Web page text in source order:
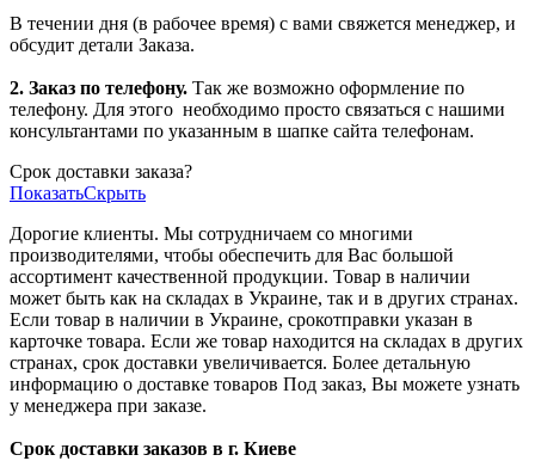
В течении дня (в рабочее время) с вами свяжется менеджер, и
обсудит детали Заказа.
2. Заказ по телефону. Так же возможно оформление по
телефону. Для этого необходимо просто связаться с нашими
консультантами по указанным в шапке сайта телефонам.
Срок доставки заказа?
ПоказатьСкрыть
Дорогие клиенты. Мы сотрудничаем со многими
производителями, чтобы обеспечить для Вас большой
ассортимент качественной продукции. Товар в наличии
может быть как на складах в Украине, так и в других странах.
Если товар в наличии в Украине, срокотправки указан в
карточке товара. Если же товар находится на складах в других
странах, срок доставки увеличивается. Более детальную
информацию о доставке товаров Под заказ, Вы можете узнать
у менеджера при заказе.
Срок доставки заказов в г. Киеве